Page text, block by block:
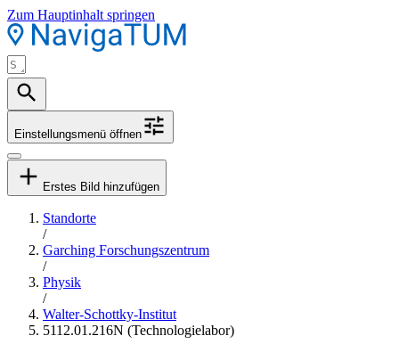
Zum Hauptinhalt springen
Einstellungsmenü öffnen
Erstes Bild hinzufügen
Standorte
/
Garching Forschungszentrum
/
Physik
/
Walter-Schottky-Institut
5112.01.216N (Technologielabor)